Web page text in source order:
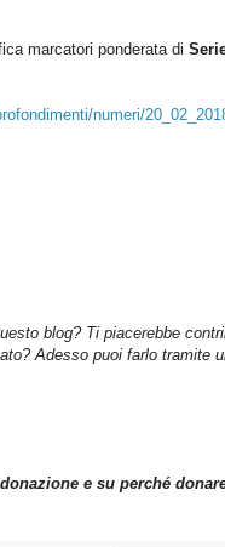
marcatori ponderata di
numeri/
blog? Ti piacerebbe
Adesso puoi farlo tramite
e su perché